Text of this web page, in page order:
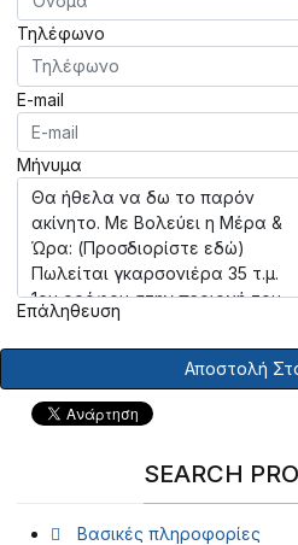
Τηλέφωνο
E-mail
Μήνυμα
Επάληθευση
Αποστολή
SEARCH
Βασικές πληροφορίες